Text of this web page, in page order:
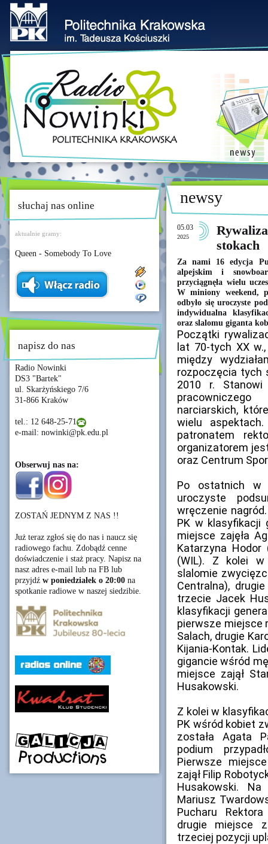
słuchaj nas online
aktualnie gramy:
Queen - Somebody To Love
napisz do nas
Radio Nowinki
DS3 "Bartek"
ul. Skarżyńskiego 7/6
31-866 Kraków
tel.: 12 648-25-71
e-mail: nowinki@pk.edu.pl
Obserwuj nas na:
ZOSTAŃ JEDNYM Z NAS !!
Już teraz zgłoś się do nas i naucz się
radiowego fachu. Zdobądź cenne
doświadczenie i staż pracy. Napisz na
nasz adres e-mail lub na FB lub
przyjdź w poniedziałek o 20:00 na
spotkanie radiowe w naszej siedzibie.
newsy
05.03
2025
stokach
Za nami 16 edycja
alpejskim i
przyciągnęła wielu
W miniony weekend,
odbyło się uroczyste
indywidualna
oraz slalomu giganta
Początki
lat 70-tych XX
między
rozpoczęcia tych
2010 r.
narciarskich,
wielu
patronatem
organizatorem
oraz Centrum
Po ostatnich w
uroczyste
wręczenie
PK w klasyfikacji
miejsce zajęła
Katarzyna Hodor
(WIL). Z kolei w
slalomie
Centralna),
trzecie Jacek
klasyfikacji
pierwsze miejsce
Salach, drugie
Kijania-Kontak.
gigancie wśród
miejsce zajął
Husakowski.
Z kolei w
PK wśród kobiet
została Agata
podium
Pierwsze
zajął Filip
Husakowski. Na
Mariusz
Pucharu
drugie miejsce
trzeciej pozycji